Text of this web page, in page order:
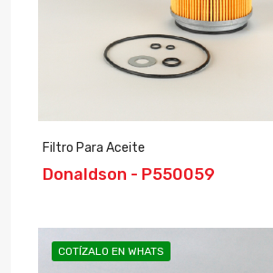
Filtro Para Aceite
Donaldson - P550059
COTÍZALO EN WHATS